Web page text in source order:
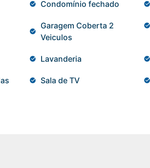
Condomínio fechado
Garagem Coberta 2
Veiculos
Lavanderia
Sala de TV